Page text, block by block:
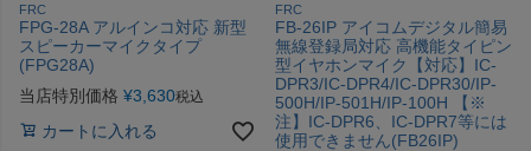
FRC
FPG-28A アルインコ対応 新型
スピーカーマイクタイプ
(FPG28A)
当店特別価格 ¥3,630税込
カートに入れる
FRC
FB-26IP アイコムデジタル簡易
無線登録局対応 高機能タイピン
型イヤホンマイク【対応】IC-
DPR3/IC-DPR4/IC-DPR30/IP-
500H/IP-501H/IP-100H 【※
注】IC-DPR6、IC-DPR7等には
使用できません(FB26IP)